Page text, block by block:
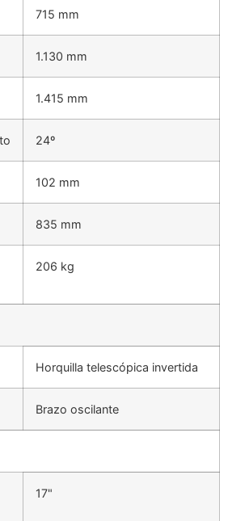
715 mm
1.130 mm
1.415 mm
24º
102 mm
835 mm
206 kg
Horquilla telescópica invertida
Brazo oscilante
17"